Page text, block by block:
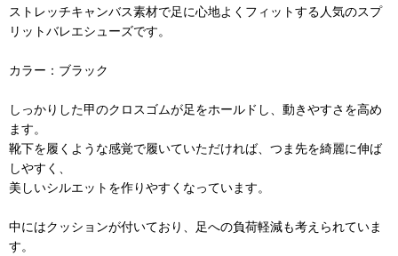
ストレッチキャンバス素材で足に心地よくフィットする人気のスプ
リットバレエシューズです。
カラー：ブラック
しっかりした甲のクロスゴムが足をホールドし、動きやすさを高め
ます。
靴下を履くような感覚で履いていただければ、つま先を綺麗に伸ば
しやすく、
美しいシルエットを作りやすくなっています。
中にはクッションが付いており、足への負荷軽減も考えられていま
す。